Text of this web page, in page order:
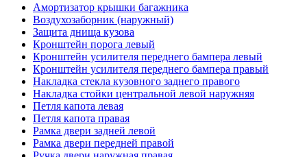
Амортизатор крышки багажника
Воздухозаборник (наружный)
Защита днища кузова
Кронштейн порога левый
Кронштейн усилителя переднего бампера левый
Кронштейн усилителя переднего бампера правый
Накладка стекла кузовного заднего правого
Накладка стойки центральной левой наружняя
Петля капота левая
Петля капота правая
Рамка двери задней левой
Рамка двери передней правой